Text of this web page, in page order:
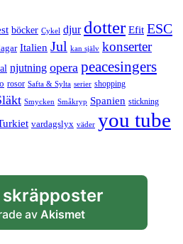
böcker Cykel djur dotter Efit ESC
Italien Jul kan själv konserter
njutning opera peacesingers
rosor Safta & Sylta serier shopping
Smycken Småkryp Spanien stickning
vardagslyx väder you tube
skräpposter
av Akismet